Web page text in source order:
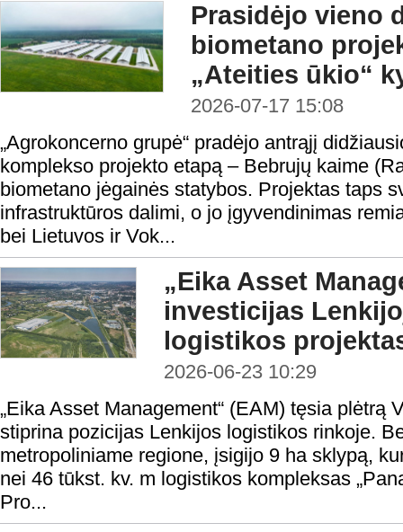
Prasidėjo vieno
biometano
„Ateities ūkio“
2026-07-17 15:08
„Agrokoncerno grupė“ pradėjo antrąjį
komplekso projekto etapą – Bebrujų kaime
biometano jėgainės statybos. Projektas taps
infrastruktūros dalimi, o jo įgyvendinimas
bei Lietuvos ir Vok...
„Eika Asset
investicijas
logistikos
2026-06-23 10:29
„Eika Asset Management“ (EAM) tęsia plėtrą
stiprina pozicijas Lenkijos logistikos rinkoje.
metropoliniame regione, įsigijo 9 ha sklypą,
nei 46 tūkst. kv. m logistikos kompleksas
Pro...